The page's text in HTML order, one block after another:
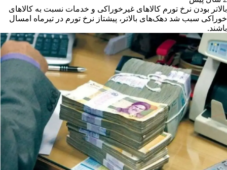
بالاتر بودن نرخ تورم کالاهای غیرخوراکی و خدمات نسبت به کالاهای
خوراکی سبب شد دهک‌های بالاتر، پیشتاز نرخ تورم در تیرماه امسال
باشند.